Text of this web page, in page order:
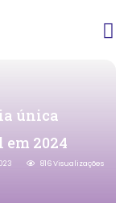
única
2024
816Visualizações